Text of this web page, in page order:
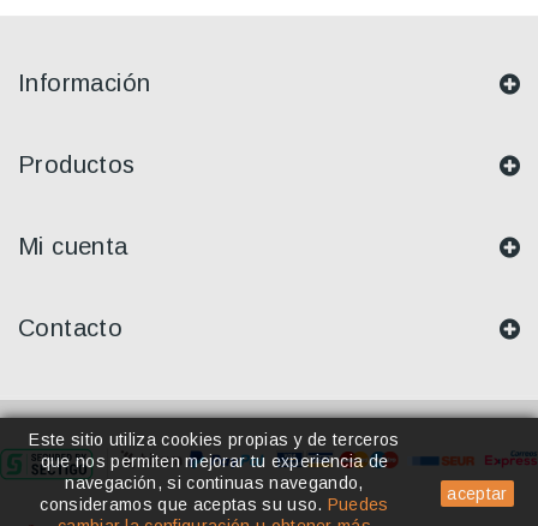
Este sitio utiliza cookies propias y de terceros
que nos permiten mejorar tu experiencia de
navegación, si continuas navegando,
consideramos que aceptas su uso. Puedes
aceptar
Información
Productos
Mi cuenta
Contacto